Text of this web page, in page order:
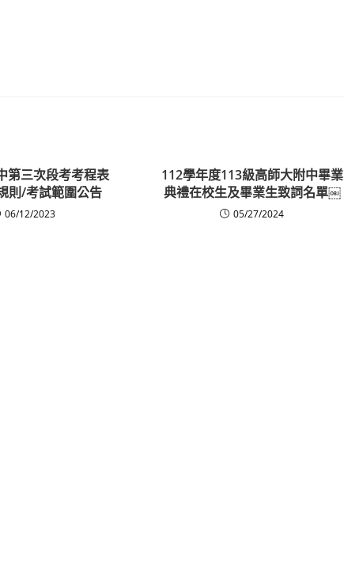
第三次段考考程表
則/考試範圍公告
06/12/2023
112學年度113級高師大附中畢業
典禮在校生及畢業生致詞名單￼
05/27/2024